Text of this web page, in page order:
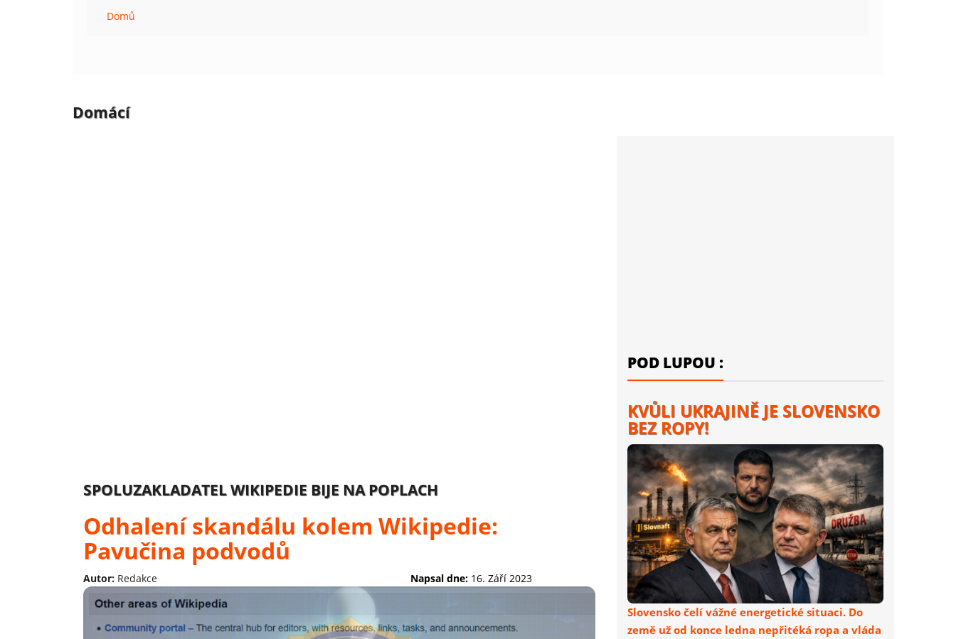
Domů
Domácí
SPOLUZAKLADATEL WIKIPEDIE BIJE NA POPLACH​
Odhalení skandálu kolem Wikipedie:
Pavučina podvodů
Autor: Redakce Napsal dne: 16. Září 2023
POD LUPOU :
KVŮLI UKRAJINĚ JE SLOVENSKO
BEZ ROPY!
Slovensko čelí vážné energetické situaci. Do
země už od konce ledna nepřitéká ropa a vláda